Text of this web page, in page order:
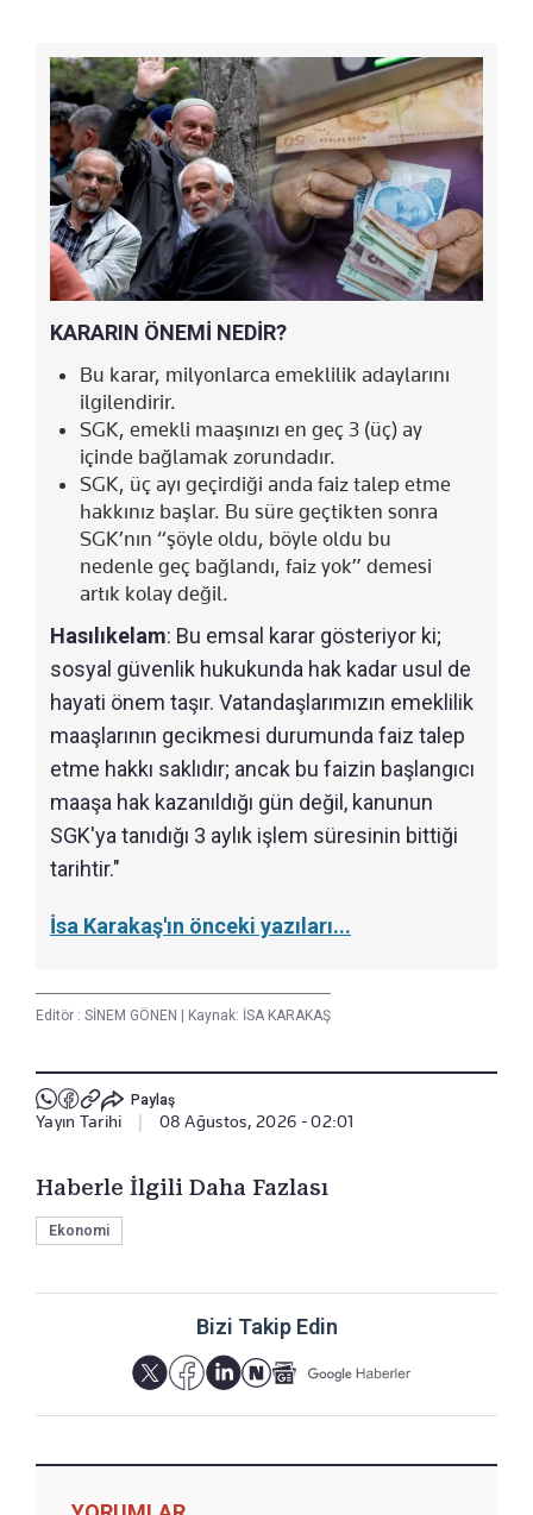
KARARIN ÖNEMİ NEDİR?
Bu karar, milyonlarca emeklilik adaylarını
ilgilendirir.
SGK, emekli maaşınızı en geç 3 (üç) ay
içinde bağlamak zorundadır.
SGK, üç ayı geçirdiği anda faiz talep etme
hakkınız başlar. Bu süre geçtikten sonra
SGK’nın “şöyle oldu, böyle oldu bu
nedenle geç bağlandı, faiz yok” demesi
artık kolay değil.
Hasılıkelam: Bu emsal karar gösteriyor ki;
sosyal güvenlik hukukunda hak kadar usul de
hayati önem taşır. Vatandaşlarımızın emeklilik
maaşlarının gecikmesi durumunda faiz talep
etme hakkı saklıdır; ancak bu faizin başlangıcı
maaşa hak kazanıldığı gün değil, kanunun
SGK'ya tanıdığı 3 aylık işlem süresinin bittiği
tarihtir."
İsa Karakaş'ın önceki yazıları...
Editör : SİNEM GÖNEN | Kaynak: İSA KARAKAŞ
Paylaş
Yayın Tarihi | 08 Ağustos, 2026 - 02:01
Haberle İlgili Daha Fazlası
Ekonomi
Bizi Takip Edin